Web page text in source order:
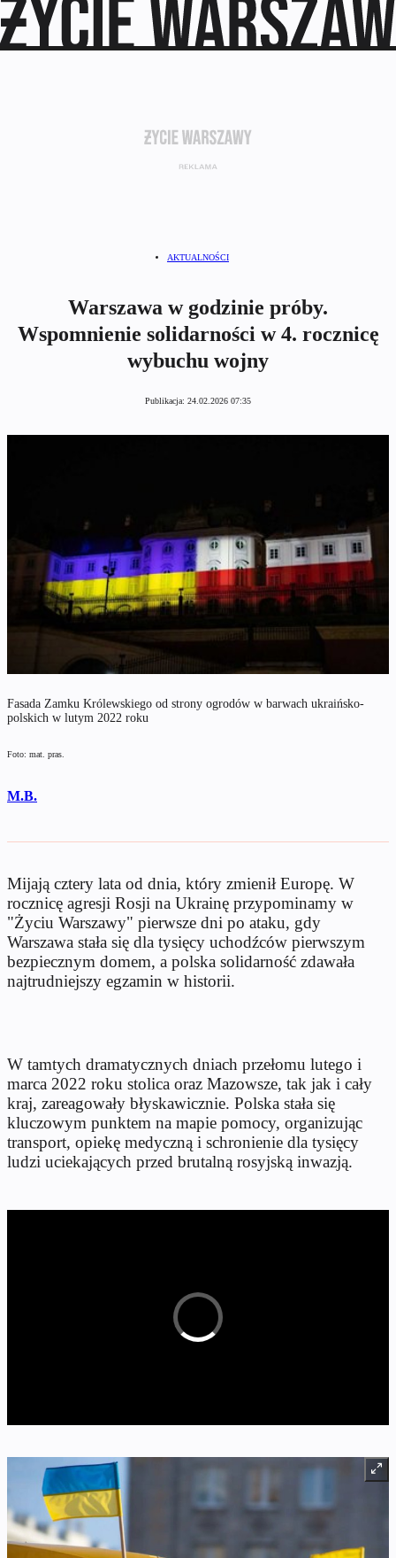
AKTUALNOŚCI
Warszawa w godzinie próby.
Wspomnienie solidarności w 4. rocznicę
wybuchu wojny
Publikacja: 24.02.2026 07:35
Fasada Zamku Królewskiego od strony ogrodów w barwach ukraińsko-
polskich w lutym 2022 roku
Foto: mat. pras.
M.B.
Mijają cztery lata od dnia, który zmienił Europę. W
rocznicę agresji Rosji na Ukrainę przypominamy w
"Życiu Warszawy" pierwsze dni po ataku, gdy
Warszawa stała się dla tysięcy uchodźców pierwszym
bezpiecznym domem, a polska solidarność zdawała
najtrudniejszy egzamin w historii.
W tamtych dramatycznych dniach przełomu lutego i
marca 2022 roku stolica oraz Mazowsze, tak jak i cały
kraj, zareagowały błyskawicznie. Polska stała się
kluczowym punktem na mapie pomocy, organizując
transport, opiekę medyczną i schronienie dla tysięcy
ludzi uciekających przed brutalną rosyjską inwazją.